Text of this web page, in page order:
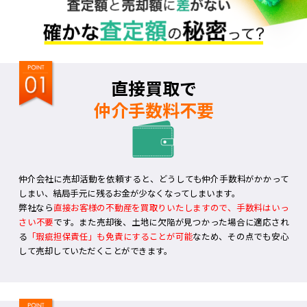
直接買取で
仲介手数料不要
仲介会社に売却活動を依頼すると、どうしても仲介手数料がかかって
しまい、結局手元に残るお金が少なくなってしまいます。
弊社なら直接お客様の不動産を買取りいたしますので、手数料はいっ
さい不要です。また売却後、土地に欠陥が見つかった場合に適応され
る 「瑕疵担保責任」も免責にすることが可能なため、その点でも安心
して売却していただくことができます。